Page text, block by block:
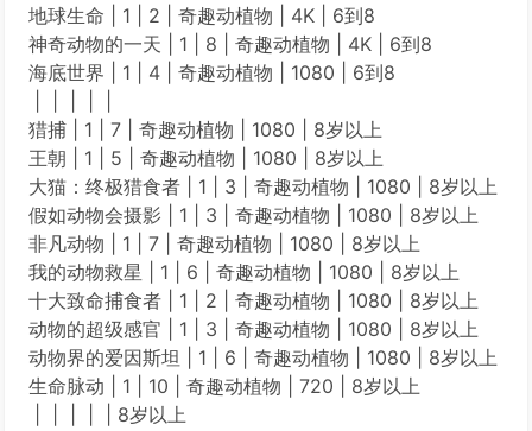
地球生命 | 1 | 2 | 奇趣动植物 | 4K | 6到8
神奇动物的一天 | 1 | 8 | 奇趣动植物 | 4K | 6到8
海底世界 | 1 | 4 | 奇趣动植物 | 1080 | 6到8
猎捕 | 1 | 7 | 奇趣动植物 | 1080 | 8岁以上
王朝 | 1 | 5 | 奇趣动植物 | 1080 | 8岁以上
大猫：终极猎食者 | 1 | 3 | 奇趣动植物 | 1080 | 8岁以上
假如动物会摄影 | 1 | 3 | 奇趣动植物 | 1080 | 8岁以上
非凡动物 | 1 | 7 | 奇趣动植物 | 1080 | 8岁以上
我的动物救星 | 1 | 6 | 奇趣动植物 | 1080 | 8岁以上
十大致命捕食者 | 1 | 2 | 奇趣动植物 | 1080 | 8岁以上
动物的超级感官 | 1 | 3 | 奇趣动植物 | 1080 | 8岁以上
动物界的爱因斯坦 | 1 | 6 | 奇趣动植物 | 1080 | 8岁以上
生命脉动 | 1 | 10 | 奇趣动植物 | 720 | 8岁以上
| | | | | 8岁以上